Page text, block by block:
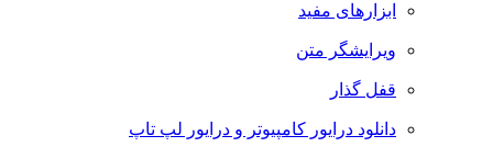
ابزارهای مفید
ویرایشگر متن
قفل گذار
دانلود درایور کامپیوتر و درایور لپ تاپ